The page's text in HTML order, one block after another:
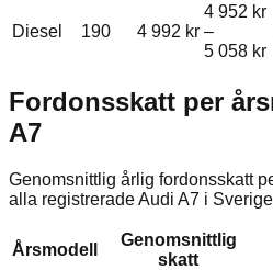
Diesel 190 4 992 kr
4 952 kr
–
5 058 kr
Fordonsskatt per
A7
Genomsnittlig årlig fordonsskatt
alla registreradeAudi A7 i
Årsmodell
Genomsnittlig
skatt